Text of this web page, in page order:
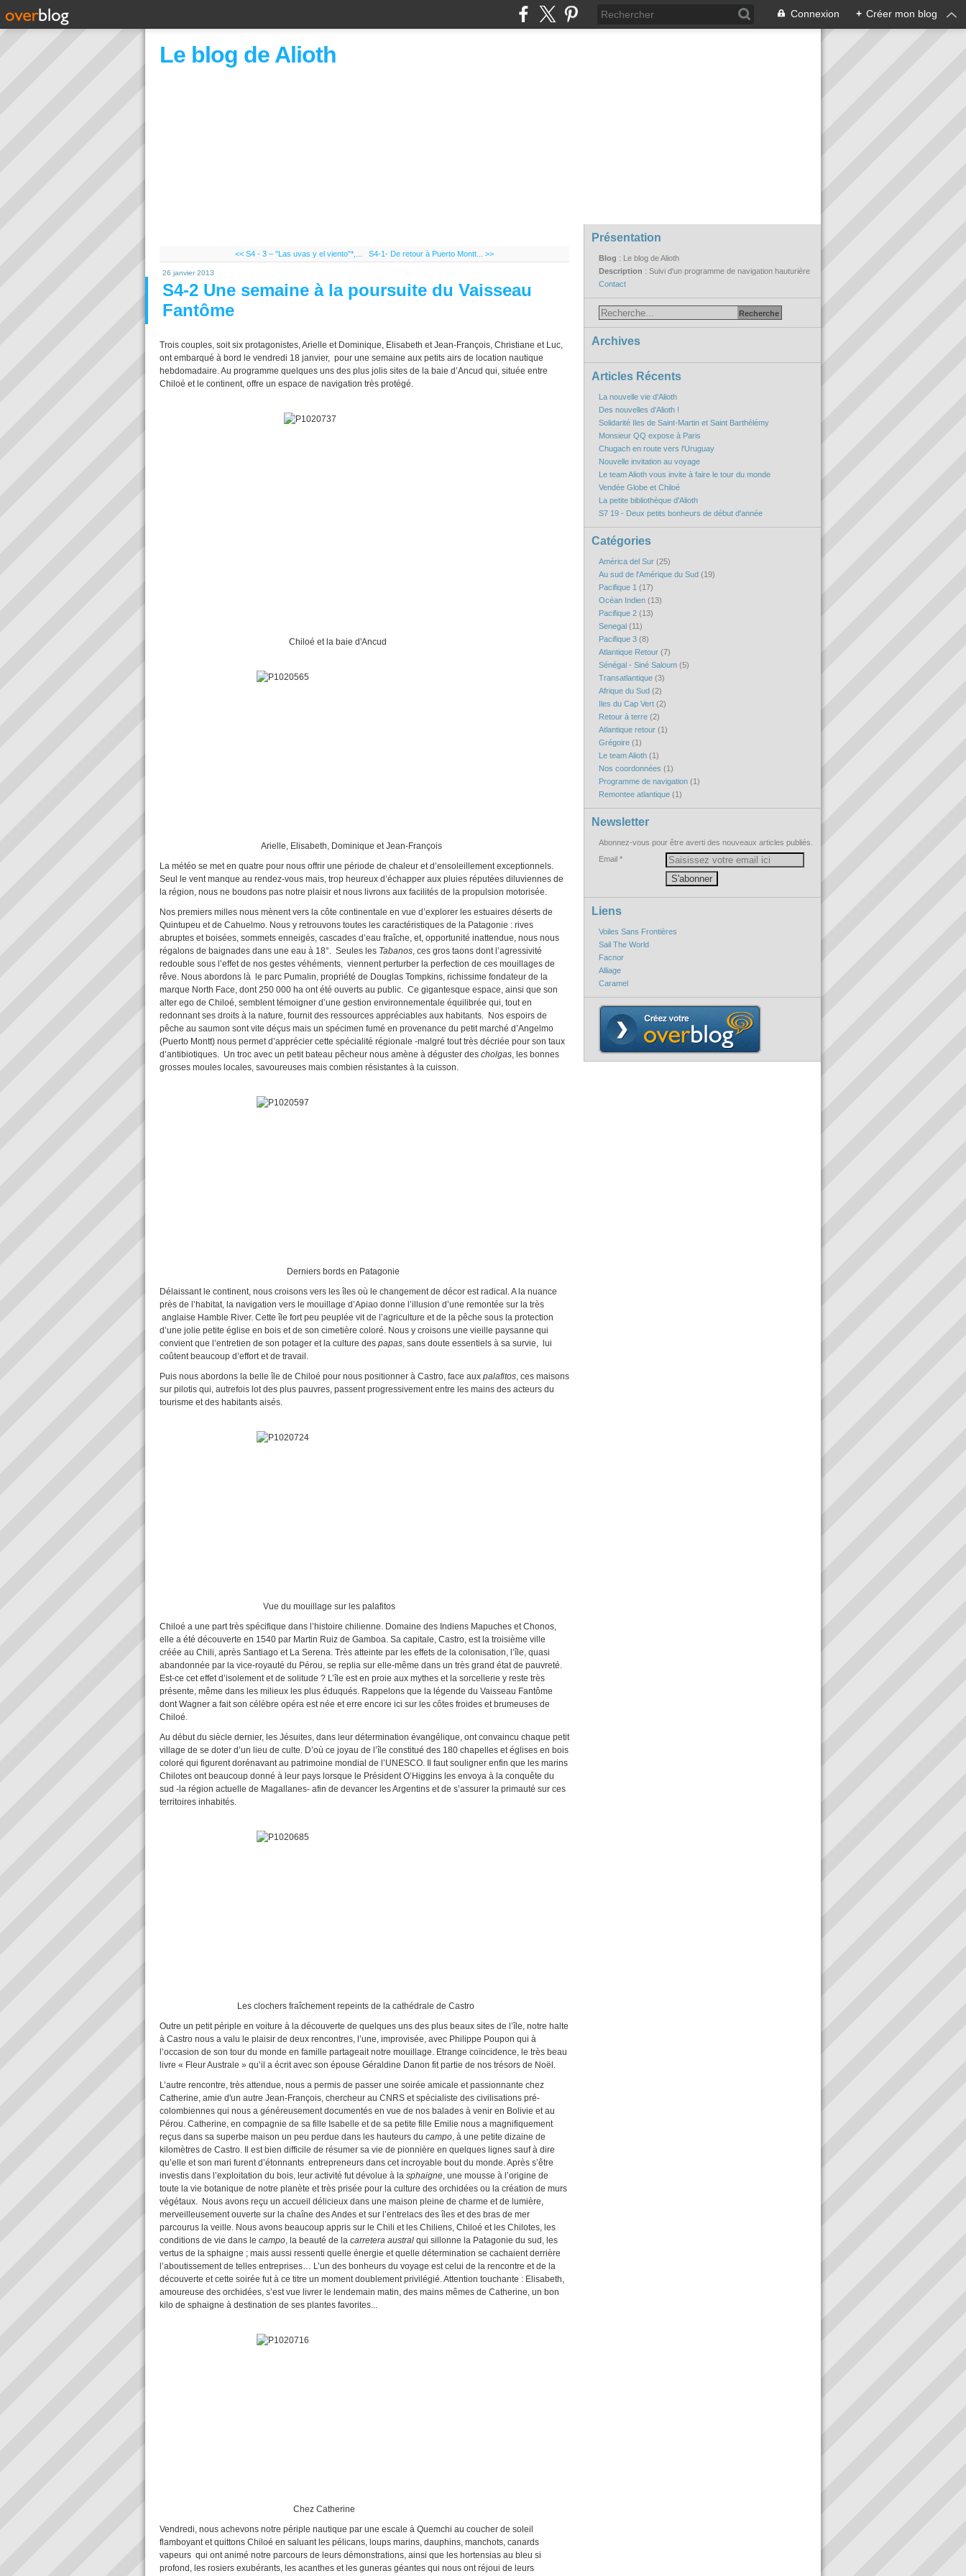
Connexion + Créer mon blog
Le blog de Alioth
<< S4 - 3 – "Las uvas y el viento"*,... S4-1- De retour à Puerto Montt... >>
26 janvier 2013
S4-2 Une semaine à la poursuite du Vaisseau
Fantôme
Trois couples, soit six protagonistes, Arielle et Dominique, Elisabeth et Jean-François, Christiane et Luc,
ont embarqué à bord le vendredi 18 janvier, pour une semaine aux petits airs de location nautique
hebdomadaire. Au programme quelques uns des plus jolis sites de la baie d’Ancud qui, située entre
Chiloé et le continent, offre un espace de navigation très protégé.
Chiloé et la baie d'Ancud
Arielle, Elisabeth, Dominique et Jean-François
La météo se met en quatre pour nous offrir une période de chaleur et d’ensoleillement exceptionnels.
Seul le vent manque au rendez-vous mais, trop heureux d’échapper aux pluies réputées diluviennes de
la région, nous ne boudons pas notre plaisir et nous livrons aux facilités de la propulsion motorisée.
Nos premiers milles nous mènent vers la côte continentale en vue d’explorer les estuaires déserts de
Quintupeu et de Cahuelmo. Nous y retrouvons toutes les caractéristiques de la Patagonie : rives
abruptes et boisées, sommets enneigés, cascades d’eau fraîche, et, opportunité inattendue, nous nous
régalons de baignades dans une eau à 18°. Seules les Tabanos, ces gros taons dont l’agressivité
redouble sous l’effet de nos gestes véhéments, viennent perturber la perfection de ces mouillages de
rêve. Nous abordons là le parc Pumalin, propriété de Douglas Tompkins, richissime fondateur de la
marque North Face, dont 250 000 ha ont été ouverts au public. Ce gigantesque espace, ainsi que son
alter ego de Chiloé, semblent témoigner d’une gestion environnementale équilibrée qui, tout en
redonnant ses droits à la nature, fournit des ressources appréciables aux habitants. Nos espoirs de
pêche au saumon sont vite déçus mais un spécimen fumé en provenance du petit marché d’Angelmo
(Puerto Montt) nous permet d’apprécier cette spécialité régionale -malgré tout très décriée pour son taux
d’antibiotiques. Un troc avec un petit bateau pêcheur nous amène à déguster des cholgas, les bonnes
grosses moules locales, savoureuses mais combien résistantes à la cuisson.
Derniers bords en Patagonie
Délaissant le continent, nous croisons vers les îles où le changement de décor est radical. A la nuance
près de l’habitat, la navigation vers le mouillage d’Apiao donne l’illusion d’une remontée sur la très
anglaise Hamble River. Cette île fort peu peuplée vit de l’agriculture et de la pêche sous la protection
d’une jolie petite église en bois et de son cimetière coloré. Nous y croisons une vieille paysanne qui
convient que l’entretien de son potager et la culture des papas, sans doute essentiels à sa survie, lui
coûtent beaucoup d’effort et de travail.
Puis nous abordons la belle île de Chiloé pour nous positionner à Castro, face aux palafitos, ces maisons
sur pilotis qui, autrefois lot des plus pauvres, passent progressivement entre les mains des acteurs du
tourisme et des habitants aisés.
Vue du mouillage sur les palafitos
Chiloé a une part très spécifique dans l’histoire chilienne. Domaine des Indiens Mapuches et Chonos,
elle a été découverte en 1540 par Martin Ruiz de Gamboa. Sa capitale, Castro, est la troisième ville
créée au Chili, après Santiago et La Serena. Très atteinte par les effets de la colonisation, l’île, quasi
abandonnée par la vice-royauté du Pérou, se replia sur elle-même dans un très grand état de pauvreté.
Est-ce cet effet d’isolement et de solitude ? L’île est en proie aux mythes et la sorcellerie y reste très
présente, même dans les milieux les plus éduqués. Rappelons que la légende du Vaisseau Fantôme
dont Wagner a fait son célèbre opéra est née et erre encore ici sur les côtes froides et brumeuses de
Chiloé.
Au début du siècle dernier, les Jésuites, dans leur détermination évangélique, ont convaincu chaque petit
village de se doter d’un lieu de culte. D’où ce joyau de l’île constitué des 180 chapelles et églises en bois
coloré qui figurent dorénavant au patrimoine mondial de l’UNESCO. Il faut souligner enfin que les marins
Chilotes ont beaucoup donné à leur pays lorsque le Président O’Higgins les envoya à la conquête du
sud -la région actuelle de Magallanes- afin de devancer les Argentins et de s’assurer la primauté sur ces
territoires inhabités.
Les clochers fraîchement repeints de la cathédrale de Castro
Outre un petit périple en voiture à la découverte de quelques uns des plus beaux sites de l’île, notre halte
à Castro nous a valu le plaisir de deux rencontres, l’une, improvisée, avec Philippe Poupon qui à
l’occasion de son tour du monde en famille partageait notre mouillage. Etrange coïncidence, le très beau
livre « Fleur Australe » qu’il a écrit avec son épouse Géraldine Danon fit partie de nos trésors de Noël.
L’autre rencontre, très attendue, nous a permis de passer une soirée amicale et passionnante chez
Catherine, amie d'un autre Jean-François, chercheur au CNRS et spécialiste des civilisations pré-
colombiennes qui nous a généreusement documentés en vue de nos balades à venir en Bolivie et au
Pérou. Catherine, en compagnie de sa fille Isabelle et de sa petite fille Emilie nous a magnifiquement
reçus dans sa superbe maison un peu perdue dans les hauteurs du campo, à une petite dizaine de
kilomètres de Castro. Il est bien difficile de résumer sa vie de pionnière en quelques lignes sauf à dire
qu’elle et son mari furent d’étonnants entrepreneurs dans cet incroyable bout du monde. Après s’être
investis dans l’exploitation du bois, leur activité fut dévolue à la sphaigne, une mousse à l’origine de
toute la vie botanique de notre planète et très prisée pour la culture des orchidées ou la création de murs
végétaux. Nous avons reçu un accueil délicieux dans une maison pleine de charme et de lumière,
merveilleusement ouverte sur la chaîne des Andes et sur l’entrelacs des îles et des bras de mer
parcourus la veille. Nous avons beaucoup appris sur le Chili et les Chiliens, Chiloé et les Chilotes, les
conditions de vie dans le campo, la beauté de la carretera austral qui sillonne la Patagonie du sud, les
vertus de la sphaigne ; mais aussi ressenti quelle énergie et quelle détermination se cachaient derrière
l’aboutissement de telles entreprises… L’un des bonheurs du voyage est celui de la rencontre et de la
découverte et cette soirée fut à ce titre un moment doublement privilégié. Attention touchante : Elisabeth,
amoureuse des orchidées, s’est vue livrer le lendemain matin, des mains mêmes de Catherine, un bon
kilo de sphaigne à destination de ses plantes favorites...
Chez Catherine
Vendredi, nous achevons notre périple nautique par une escale à Quemchi au coucher de soleil
flamboyant et quittons Chiloé en saluant les pélicans, loups marins, dauphins, manchots, canards
vapeurs qui ont animé notre parcours de leurs démonstrations, ainsi que les hortensias au bleu si
profond, les rosiers exubérants, les acanthes et les guneras géantes qui nous ont réjoui de leurs
Présentation
Blog : Le blog de Alioth
Description : Suivi d'un programme de navigation hauturière
Contact
Archives
Articles Récents
La nouvelle vie d'Alioth
Des nouvelles d'Alioth !
Solidarité Iles de Saint-Martin et Saint Barthélémy
Monsieur QQ expose à Paris
Chugach en route vers l'Uruguay
Nouvelle invitation au voyage
Le team Alioth vous invite à faire le tour du monde
Vendée Globe et Chiloé
La petite bibliothèque d'Alioth
S7 19 - Deux petits bonheurs de début d'année
Catégories
América del Sur (25)
Au sud de l'Amérique du Sud (19)
Pacifique 1 (17)
Océan Indien (13)
Pacifique 2 (13)
Senegal (11)
Pacifique 3 (8)
Atlantique Retour (7)
Sénégal - Siné Saloum (5)
Transatlantique (3)
Afrique du Sud (2)
Iles du Cap Vert (2)
Retour à terre (2)
Atlantique retour (1)
Grégoire (1)
Le team Alioth (1)
Nos coordonnées (1)
Programme de navigation (1)
Remontee atlantique (1)
Newsletter
Abonnez-vous pour être averti des nouveaux articles publiés.
Email
Liens
Voiles Sans Frontières
Sail The World
Facnor
Alliage
Caramel